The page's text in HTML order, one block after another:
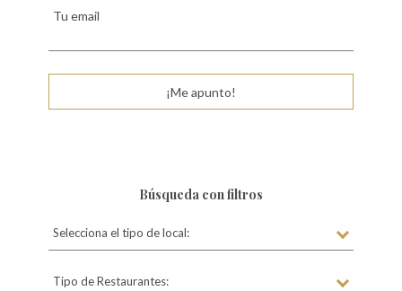
Tu email
¡Me apunto!
Búsqueda con filtros
Selecciona el tipo de local:
Tipo de Restaurantes: